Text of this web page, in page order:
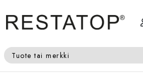
Tuote tai merkki